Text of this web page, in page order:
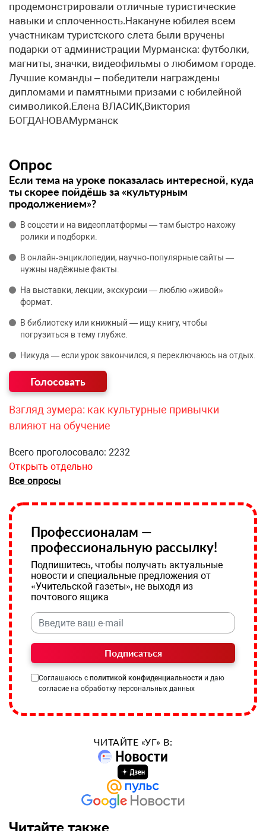
продемонстрировали отличные туристические
навыки и сплоченность.Накануне юбилея всем
участникам туристского слета были вручены
подарки от администрации Мурманска: футболки,
магниты, значки, видеофильмы о любимом городе.
Лучшие команды – победители награждены
дипломами и памятными призами с юбилейной
символикой.Елена ВЛАСИК,Виктория
БОГДАНОВАМурманск
Опрос
Если тема на уроке показалась интересной, куда
ты скорее пойдёшь за «культурным
продолжением»?
В соцсети и на видеоплатформы — там быстро нахожу
ролики и подборки.
В онлайн‑энциклопедии, научно‑популярные сайты —
нужны надёжные факты.
На выставки, лекции, экскурсии — люблю «живой»
формат.
В библиотеку или книжный — ищу книгу, чтобы
погрузиться в тему глубже.
Никуда — если урок закончился, я переключаюсь на отдых.
Взгляд зумера: как культурные привычки
влияют на обучение
Всего проголосовало: 2232
Открыть отдельно
Все опросы
Профессионалам —
профессиональную рассылку!
Подпишитесь, чтобы получать актуальные
новости и специальные предложения от
«Учительской газеты», не выходя из
почтового ящика
Подписаться
Соглашаюсь с политикой конфиденциальности и даю
согласие на обработку персональных данных
ЧИТАЙТЕ «УГ» В:
Читайте также